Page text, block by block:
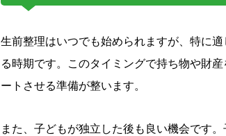
生前整理はいつでも始められますが、特に
る時期です。このタイミングで持ち物や財
ートさせる準備が整います。
また、子どもが独立した後も良い機会です